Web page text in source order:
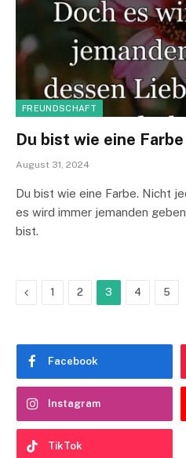
FREUNDSCHAFT
Du bist wie eine Farbe
August 31, 2024
Du bist wie eine Farbe. Nicht
es wird immer jemanden
bist.
Previous
1 2 3 4 5
Facebook
Instagram
TikTok